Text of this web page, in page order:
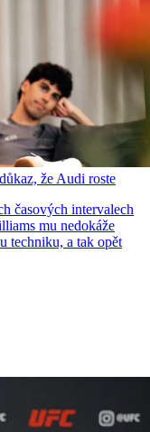
že Audi roste
časových intervalech
mu nedokáže
techniku, a tak opět